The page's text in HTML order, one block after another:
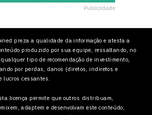
Publicidade
preza a qualidade da informação e atesta a
produzido por sua equipe, ressaltando, no
tipo de recomendação de investimento,
por perdas, danos (diretos, indiretos e
lucros cessantes.
licença permite que outros distribuam,
adaptem e desenvolvam este conteúdo,